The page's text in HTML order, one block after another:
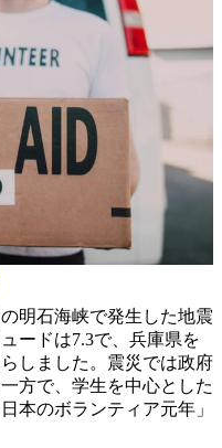
明石海峡で発生した地震
ードは7.3で、兵庫県を
しました。震災では政府
方で、学生を中心とした
本のボランティア元年」